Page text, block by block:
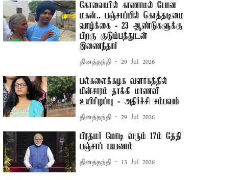
கோவையில் காணாமல் போன
மகன்.. பஞ்சாப்பில் கொத்தடிமை
வாழ்க்கை - 23 ஆண்டுகளுக்கு
பிறகு குடும்பத்துடன்
இணைந்தார்
தினத்தந்தி 29 Jul 2026
பல்கலைக்கழக வளாகத்தில்
மின்சாரம் தாக்கி மாணவி
உயிரிழப்பு - அதிர்ச்சி சம்பவம்
தினத்தந்தி 29 Jul 2026
பிரதமர் மோடி வரும் 17ம் தேதி
பஞ்சாப் பயணம்
தினத்தந்தி 13 Jul 2026